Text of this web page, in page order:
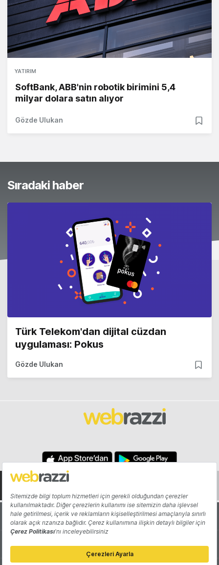
YATIRIM
SoftBank, ABB'nin robotik birimini 5,4
milyar dolara satın alıyor
Gözde Ulukan
Sıradaki haber
Türk Telekom'dan dijital cüzdan
uygulaması: Pokus
Gözde Ulukan
Hakkında Yazarlar
Katkıda Bulun Reklam